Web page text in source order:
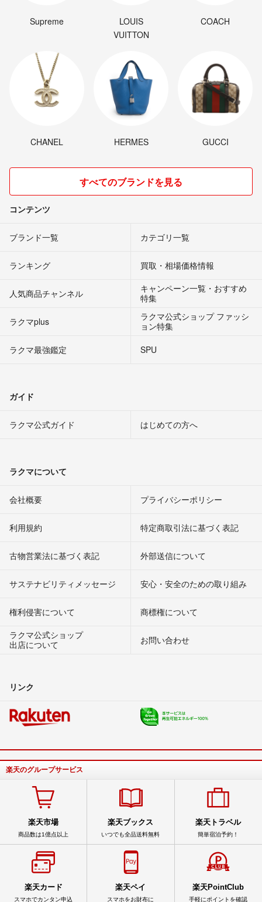
Supreme
LOUIS
VUITTON
COACH
CHANEL HERMES GUCCI
すべてのブランドを見る
コンテンツ
ブランド一覧 カテゴリ一覧
ランキング 買取・相場価格情報
人気商品チャンネル
キャンペーン一覧・おすすめ
特集
ラクマplus
ラクマ公式ショップ ファッシ
ョン特集
ラクマ最強鑑定
SPU
ガイド
ラクマ公式ガイド はじめての方へ
ラクマについて
会社概要 プライバシーポリシー
利用規約 特定商取引法に基づく表記
古物営業法に基づく表記 外部送信について
サステナビリティメッセージ 安心・安全のための取り組み
権利侵害について
商標権について
ラクマ公式ショップ
出店について
お問い合わせ
リンク
楽天のグループサービス
楽天市場
商品数は1億点以上
楽天ブックス
いつでも全品送料無料
楽天トラベル
簡単宿泊予約！
楽天カード
スマホでカンタン申込
楽天ペイ
スマホをお財布に
楽天PointClub
手軽にポイントを確認